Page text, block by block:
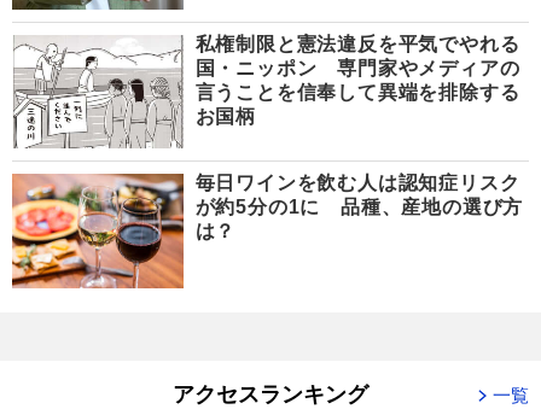
私権制限と憲法違反を平気でやれる
国・ニッポン 専門家やメディアの
言うことを信奉して異端を排除する
お国柄
毎日ワインを飲む人は認知症リスク
が約5分の1に 品種、産地の選び方
は？
アクセスランキング 一覧